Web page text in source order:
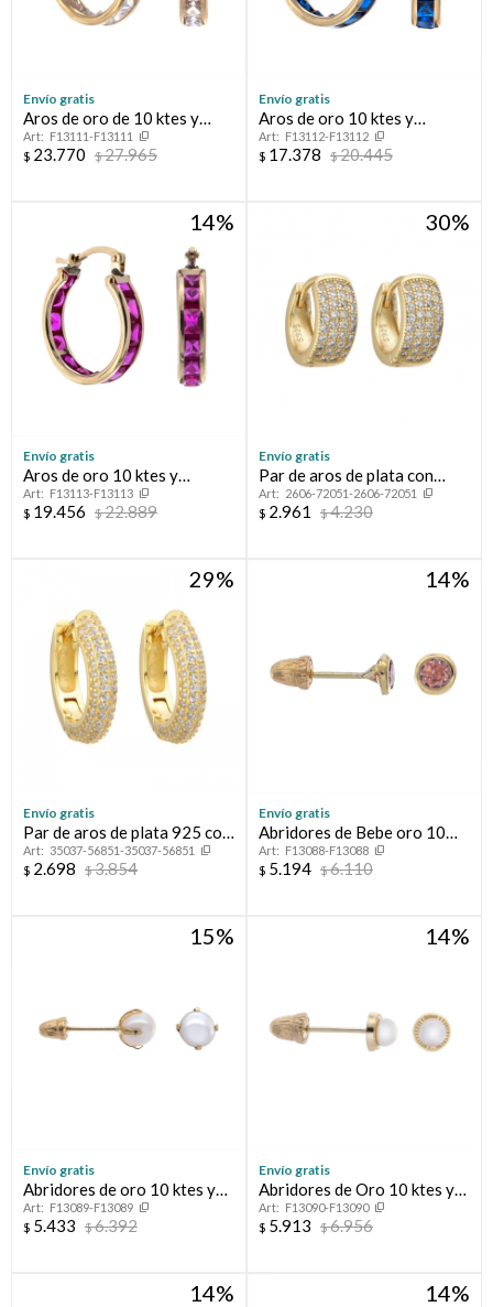
Envío gratis
Aros de oro de 10 ktes y
circonias
F13111-F13111
$ 23.770 $27.965
Envío gratis
Aros de oro 10 ktes y
circoniaF13112-F13112
$ 17.378 $20.445
14
Envío gratis
Aros de oro 10 ktes y
circonias
F13113-F13113
$ 19.456 $22.889
30
Envío gratis
Par de aros de plata con
baño de oro y circonias.
2606-72051-2606-72051
$ 2.961 $4.230
29
Envío gratis
Par de aros de plata 925 con
circonias.
35037-56851-35037-56851
$ 2.698 $3.854
14
Envío gratis
Abridores de Bebe oro 10
ktes y circonia
F13088-F13088
$ 5.194 $6.110
15
Envío gratis
Abridores de oro 10 ktes y
perla de cultivo
F13089-F13089
$ 5.433 $6.392
14
Envío gratis
Abridores de Oro 10 ktes y
perla de cultivo
F13090-F13090
$ 5.913 $6.956
14 14